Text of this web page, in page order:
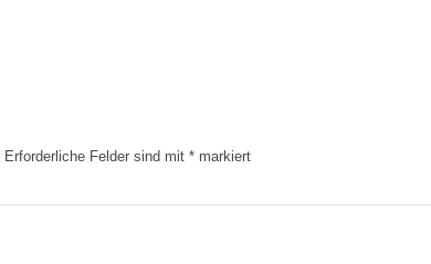
Erforderliche Felder sind mit * markiert